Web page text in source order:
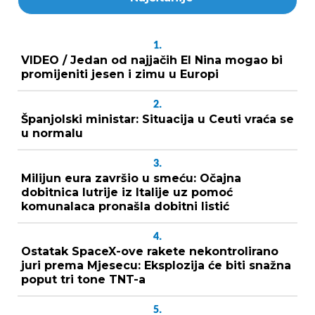
1.
VIDEO / Jedan od najjačih El Nina mogao bi
promijeniti jesen i zimu u Europi
2.
Španjolski ministar: Situacija u Ceuti vraća se
u normalu
3.
Milijun eura završio u smeću: Očajna
dobitnica lutrije iz Italije uz pomoć
komunalaca pronašla dobitni listić
4.
Ostatak SpaceX-ove rakete nekontrolirano
juri prema Mjesecu: Eksplozija će biti snažna
poput tri tone TNT-a
5.